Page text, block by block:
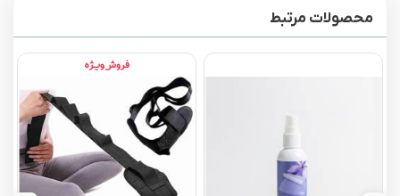
محصولات مرتبط